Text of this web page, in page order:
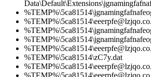
%TEMP%\5ca81514\zC7y.dat